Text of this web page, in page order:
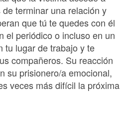
terminar una relación y
que tú te quedes con él
el periódico o incluso en un
tu lugar de trabajo y te
compañeros. Su reacción
su prisionero/a emocional,
veces más difícil la próxima